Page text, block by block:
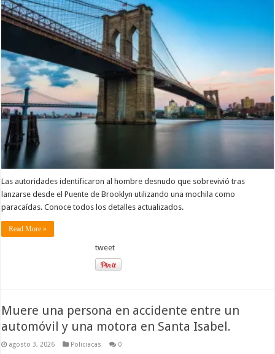
Las autoridades identificaron al hombre desnudo que sobrevivió tras
lanzarse desde el Puente de Brooklyn utilizando una mochila como
paracaídas. Conoce todos los detalles actualizados.
Read More »
tweet
Muere una persona en accidente entre un
automóvil y una motora en Santa Isabel.
agosto 3, 2026 Policiacas 0